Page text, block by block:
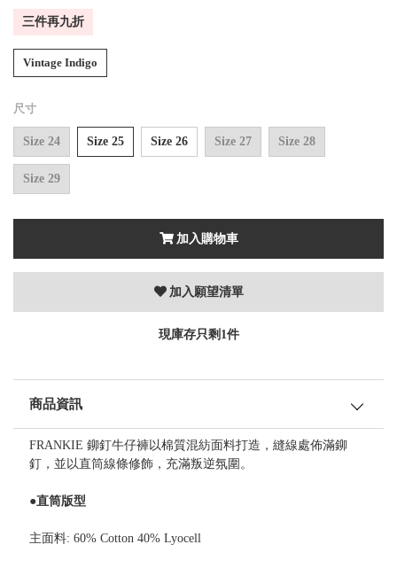
三件再九折
Vintage Indigo
尺寸
Size 24 Size 25 Size 26 Size 27 Size 28
Size 29
加入購物車
加入願望清單
現庫存只剩1件
商品資訊
FRANKIE 鉚釘牛仔褲以棉質混紡面料打造，縫線處佈滿鉚
釘，並以直筒線條修飾，充滿叛逆氛圍。
●直筒版型
主面料: 60% Cotton 40% Lyocell